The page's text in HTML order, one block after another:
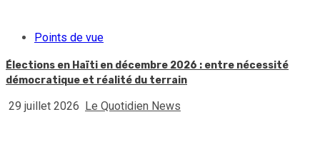
Points de vue
Élections en Haïti en décembre 2026 : entre nécessité
démocratique et réalité du terrain
29 juillet 2026 Le Quotidien News